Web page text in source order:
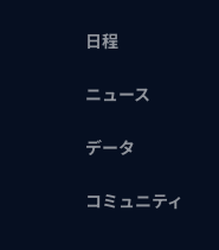
日程
ニュース
データ
コミュニティ